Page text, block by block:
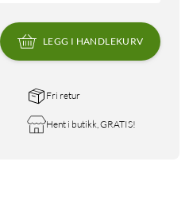
LEGG I HANDLEKURV
Fri retur
Hent i butikk, GRATIS!